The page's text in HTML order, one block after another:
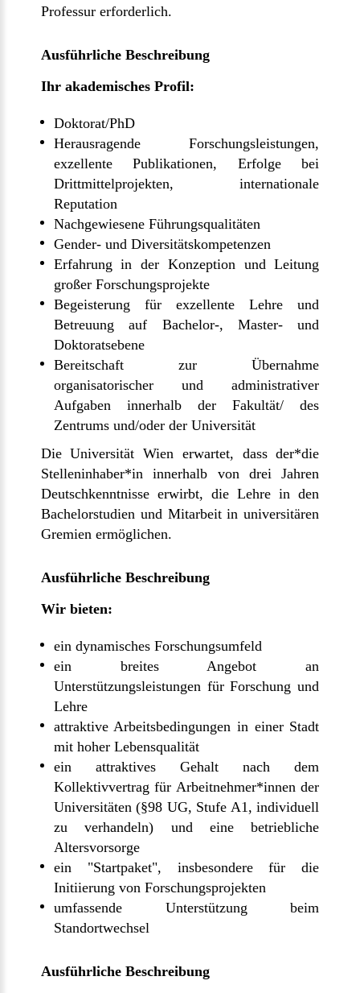
Professur erforderlich.
Ausführliche Beschreibung
Ihr akademisches Profil:
Doktorat/PhD
Herausragende Forschungsleistungen,
exzellente Publikationen, Erfolge bei
Drittmittelprojekten, internationale
Reputation
Nachgewiesene Führungsqualitäten
Gender- und Diversitätskompetenzen
Erfahrung in der Konzeption und Leitung
großer Forschungsprojekte
Begeisterung für exzellente Lehre und
Betreuung auf Bachelor-, Master- und
Doktoratsebene
Bereitschaft zur Übernahme
organisatorischer und administrativer
Aufgaben innerhalb der Fakultät/ des
Zentrums und/oder der Universität
Die Universität Wien erwartet, dass der*die
Stelleninhaber*in innerhalb von drei Jahren
Deutschkenntnisse erwirbt, die Lehre in den
Bachelorstudien und Mitarbeit in universitären
Gremien ermöglichen.
Ausführliche Beschreibung
Wir bieten:
ein dynamisches Forschungsumfeld
ein breites Angebot an
Unterstützungsleistungen für Forschung und
Lehre
attraktive Arbeitsbedingungen in einer Stadt
mit hoher Lebensqualität
ein attraktives Gehalt nach dem
Kollektivvertrag für Arbeitnehmer*innen der
Universitäten (§98 UG, Stufe A1, individuell
zu verhandeln) und eine betriebliche
Altersvorsorge
ein "Startpaket", insbesondere für die
Initiierung von Forschungsprojekten
umfassende Unterstützung beim
Standortwechsel
Ausführliche Beschreibung